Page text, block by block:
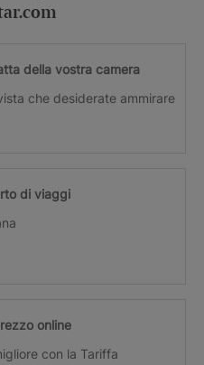
della vostra camera
che desiderate ammirare
di viaggi
online
con la Tariffa